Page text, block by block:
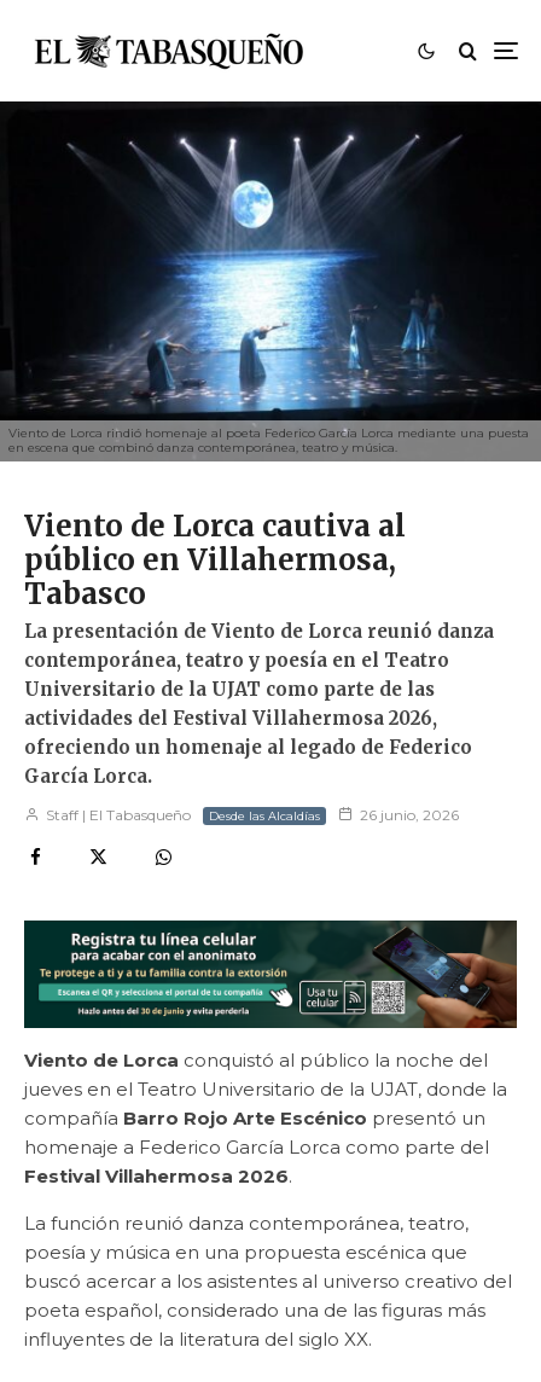
Viento de Lorca rindió homenaje al poeta Federico García Lorca mediante una puesta
en escena que combinó danza contemporánea, teatro y música.
Viento de Lorca cautiva al
público en Villahermosa,
Tabasco
La presentación de Viento de Lorca reunió danza
contemporánea, teatro y poesía en el Teatro
Universitario de la UJAT como parte de las
actividades del Festival Villahermosa 2026,
ofreciendo un homenaje al legado de Federico
García Lorca.
Staff | El Tabasqueño Desde las Alcaldías 26 junio, 2026
Viento de Lorca conquistó al público la noche del
jueves en el Teatro Universitario de la UJAT, donde la
compañía Barro Rojo Arte Escénico presentó un
homenaje a Federico García Lorca como parte del
Festival Villahermosa 2026.
La función reunió danza contemporánea, teatro,
poesía y música en una propuesta escénica que
buscó acercar a los asistentes al universo creativo del
poeta español, considerado una de las figuras más
influyentes de la literatura del siglo XX.